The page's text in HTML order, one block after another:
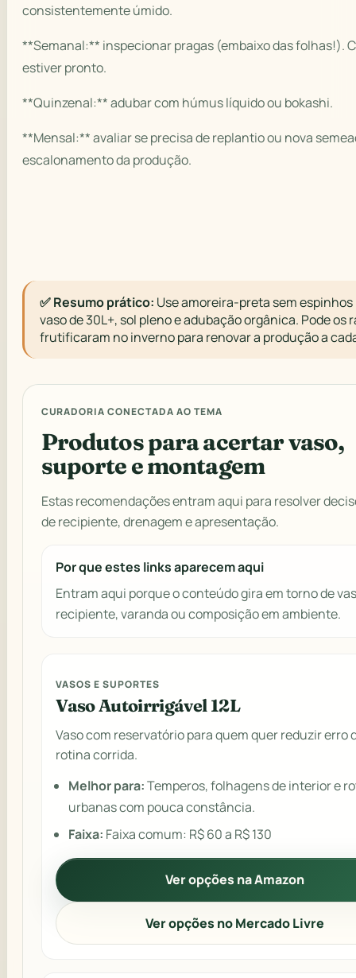
consistentemente úmido.
**Semanal:** inspecionar pragas (embaixo das folhas!).
estiver pronto.
**Quinzenal:** adubar com húmus líquido ou bokashi.
**Mensal:** avaliar se precisa de replantio ou nova
escalonamento da produção.
✅ Resumo prático: Use amoreira-preta sem
vaso de 30L+, sol pleno e adubação orgânica. Pode os
frutificaram no inverno para renovar a produção a
CURADORIA CONECTADA AO TEMA
Produtos para acertar vaso,
suporte e montagem
Estas recomendações entram aqui para resolver
de recipiente, drenagem e apresentação.
Por que estes links aparecem aqui
Entram aqui porque o conteúdo gira em torno de
recipiente, varanda ou composição em ambiente.
VASOS E SUPORTES
Vaso Autoirrigável 12L
Vaso com reservatório para quem quer reduzir erro
rotina corrida.
Melhor para:Temperos, folhagens de interior e
urbanas com pouca constância.
Faixa: Faixa comum: R$ 60 a R$ 130
Ver opções na Amazon
Ver opções no Mercado Livre